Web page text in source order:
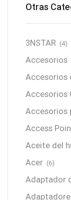
Otras
3NSTAR (4)
Accesorios
Accesorios
Accesorios
Accesorios
Access
Aceite del
Acer (6)
Adaptador